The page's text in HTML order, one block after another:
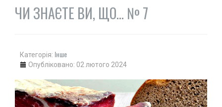
ЧИ ЗНАЄТЕ ВИ, ЩО... № 7
Категорія: Інше
Опубліковано: 02 лютого 2024